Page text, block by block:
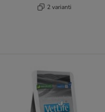
2 varianti